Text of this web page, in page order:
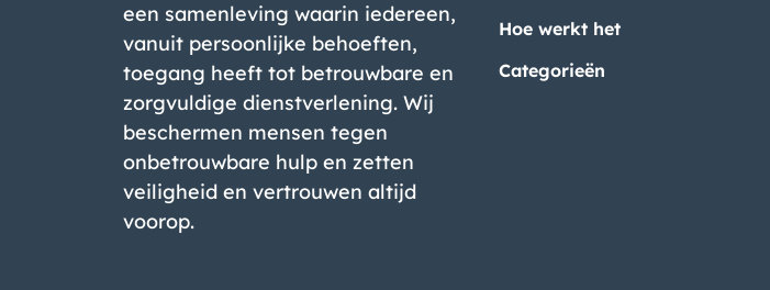
een samenleving waarin iedereen,
vanuit persoonlijke behoeften,
toegang heeft tot betrouwbare en
zorgvuldige dienstverlening. Wij
beschermen mensen tegen
onbetrouwbare hulp en zetten
veiligheid en vertrouwen altijd
voorop.
Hoe werkt het
Categorieën